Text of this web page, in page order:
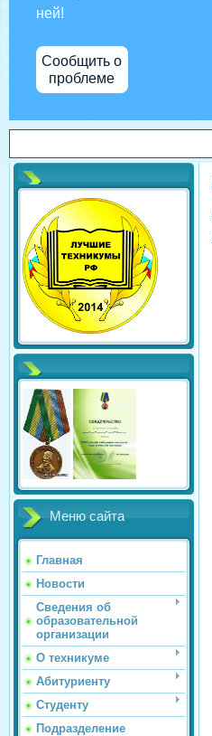
ней!
Сообщить о
проблеме
Меню сайта
Главная
Новости
Сведения об
образовательной
организации
О техникуме
Абитуриенту
Студенту
Подразделение